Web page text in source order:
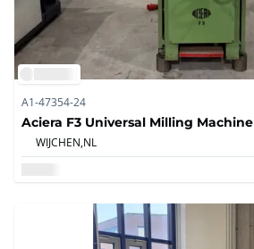
A1-47354-24
Aciera F3 Universal Milling Machine
WIJCHEN,NL